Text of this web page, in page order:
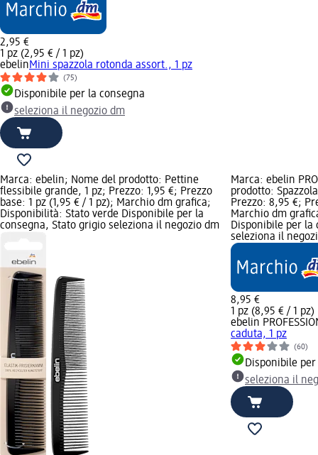
2,95 €
1 pz (2,95 € / 1 pz)
ebelinMini spazzola rotonda assort., 1 pz
(75)
Disponibile per la consegna
seleziona il negozio dm
Marca: ebelin; Nome del prodotto: Pettine
flessibile grande, 1 pz; Prezzo: 1,95 €; Prezzo
base: 1 pz (1,95 € / 1 pz); Marchio dm grafica;
Disponibilità: Stato verde Disponibile per la
consegna, Stato grigio seleziona il negozio dm
Marca: ebelin
prodotto:
Prezzo: 8,95 €;
Marchio dm
Disponibile per la
seleziona il
8,95 €
1 pz (8,95 € / 1 pz)
ebelin
caduta, 1 pz
(60)
Disponibile
seleziona il